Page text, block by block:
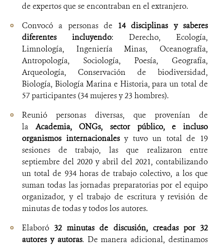
de expertos que se encontraban en el extranjero.
Convocó a personas de 14 disciplinas y saberes
diferentes incluyendo: Derecho, Ecología,
Limnología, Ingeniería Minas, Oceanografía,
Antropología, Sociología, Poesía, Geografía,
Arqueología, Conservación de biodiversidad,
Biología, Biología Marina e Historia, para un total de
57 participantes (34 mujeres y 23 hombres).
Reunió personas diversas, que provenían de
la Academia, ONGs, sector público, e incluso
organismos internacionalesy tuvo un total de 19
sesiones de trabajo, las que realizaron entre
septiembre del 2020 y abril del 2021, contabilizando
un total de 934 horas de trabajo colectivo, a los que
suman todas las jornadas preparatorias por el equipo
organizador, y el trabajo de escritura y revisión de
minutas de todas y todos los autores.
Elaboró 32 minutas de discusión, creadas por 32
autores y autoras. De manera adicional, destinamos